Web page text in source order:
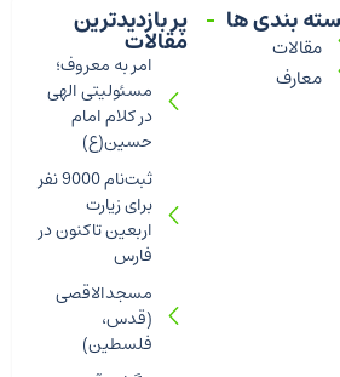
پر بازدیدترین
مقالات
امر به معروف؛
مسئولیتی الهی
در کلام امام
حسین(ع)
ثبت‌نام 9000 نفر
برای زیارت
اربعین تاکنون در
فارس
مسجدالاقصی
(قدس،
فلسطین)
بندی ها
مقالات
معارف